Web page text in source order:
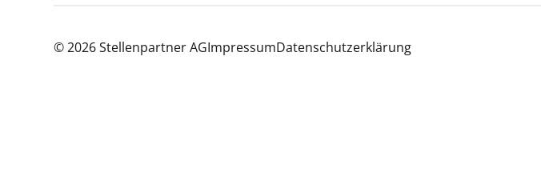
© 2026 Stellenpartner AGImpressumDatenschutzerklärung